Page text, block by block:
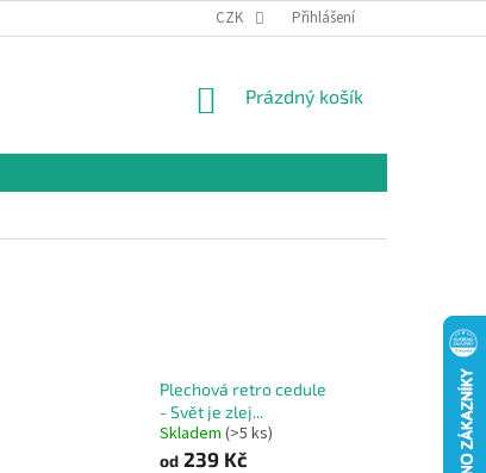
CZK Přihlášení
NÁKUPNÍ
Prázdný košík
Plechová retro cedule
- Svět je zlej...
Skladem (>5 ks)
od239 Kč